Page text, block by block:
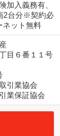
加入義務有、
2台分※契約必
ネット無料
目６番１１号
引業協会
業保証協会